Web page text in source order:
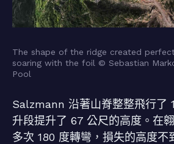
The shape of the ridge created
soaring with the foil © Sebastian
Pool
Salzmann 沿著山脊整整飛行了
升段提升了 67 公尺的高度。在
多次 180 度轉彎，損失的高度不